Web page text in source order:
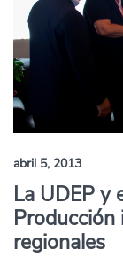
abril 5, 2013
La UDEP y
regionales